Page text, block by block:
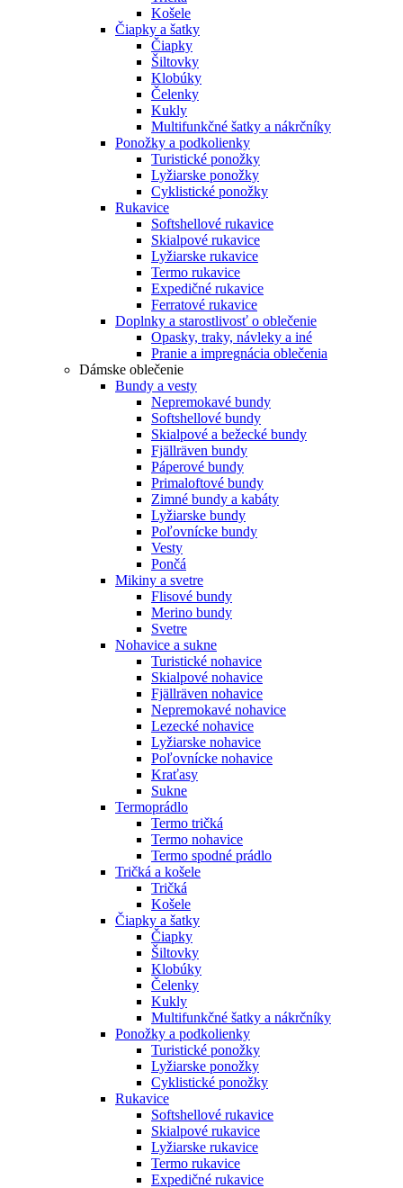
Košele
Čiapky a šatky
Čiapky
Šiltovky
Klobúky
Čelenky
Kukly
Multifunkčné šatky a nákrčníky
Ponožky a podkolienky
Turistické ponožky
Lyžiarske ponožky
Cyklistické ponožky
Rukavice
Softshellové rukavice
Skialpové rukavice
Lyžiarske rukavice
Termo rukavice
Expedičné rukavice
Ferratové rukavice
Doplnky a starostlivosť o oblečenie
Opasky, traky, návleky a iné
Pranie a impregnácia oblečenia
Dámske oblečenie
Bundy a vesty
Nepremokavé bundy
Softshellové bundy
Skialpové a bežecké bundy
Fjällräven bundy
Páperové bundy
Primaloftové bundy
Zimné bundy a kabáty
Lyžiarske bundy
Poľovnícke bundy
Vesty
Pončá
Mikiny a svetre
Flisové bundy
Merino bundy
Svetre
Nohavice a sukne
Turistické nohavice
Skialpové nohavice
Fjällräven nohavice
Nepremokavé nohavice
Lezecké nohavice
Lyžiarske nohavice
Poľovnícke nohavice
Kraťasy
Sukne
Termoprádlo
Termo tričká
Termo nohavice
Termo spodné prádlo
Tričká a košele
Tričká
Košele
Čiapky a šatky
Čiapky
Šiltovky
Klobúky
Čelenky
Kukly
Multifunkčné šatky a nákrčníky
Ponožky a podkolienky
Turistické ponožky
Lyžiarske ponožky
Cyklistické ponožky
Rukavice
Softshellové rukavice
Skialpové rukavice
Lyžiarske rukavice
Termo rukavice
Expedičné rukavice